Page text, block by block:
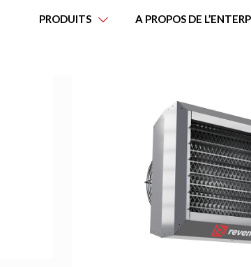
PRODUITS A PROPOS DE